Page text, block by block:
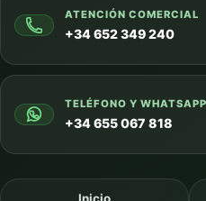
ATENCIÓN COMERCIAL
+34 652 349 240
TELÉFONO Y WHATSAPP
+34 655 067 818
Inicio